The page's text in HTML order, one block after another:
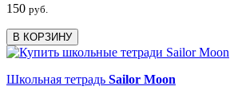
150 руб.
В КОРЗИНУ
Школьная тетрадь Sailor Moon